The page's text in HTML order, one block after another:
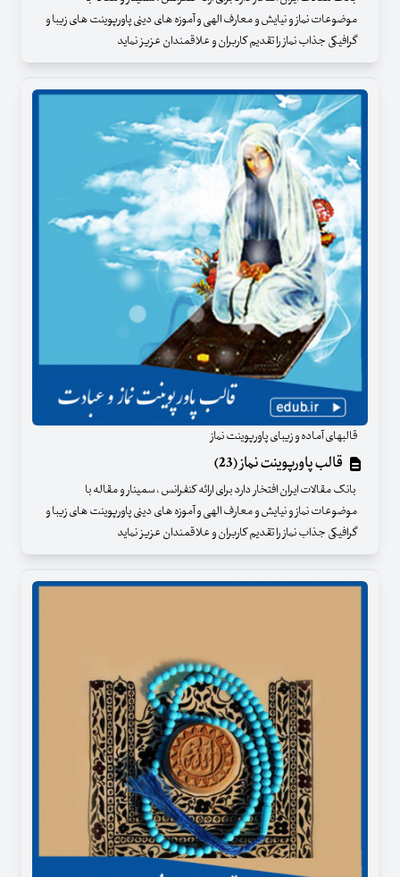
موضوعات نماز و نیایش و معارف الهی و آموزه های دینی پاورپوینت های زیبا و
گرافیکی جذاب نماز را تقدیم کاربران و علاقمندان عزیز نماید
قالبهای آماده و زیبای پاورپوینت نماز
قالب پاورپوینت نماز (23)
بانک مقالات ایران افتخار دارد برای ارائه کنفرانس ، سمینار و مقاله با
موضوعات نماز و نیایش و معارف الهی و آموزه های دینی پاورپوینت های زیبا و
گرافیکی جذاب نماز را تقدیم کاربران و علاقمندان عزیز نماید